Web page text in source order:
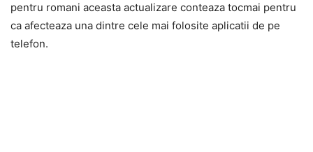
pentru romani aceasta actualizare conteaza tocmai pentru
ca afecteaza una dintre cele mai folosite aplicatii de pe
telefon.